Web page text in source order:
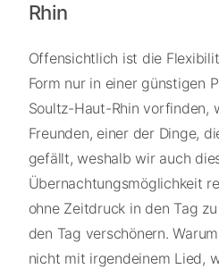
Rhin
Offensichtlich ist die
Form nur in einer günstigen
Soultz-Haut-Rhin vorfinden,
Freunden, einer der Dinge,
gefällt, weshalb wir auch
Übernachtungsmöglichkeit
ohne Zeitdruck in den Tag
den Tag verschönern.
nicht mit irgendeinem Lied,